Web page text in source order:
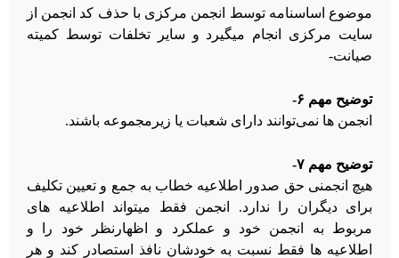
موضوع اساسنامه توسط انجمن مرکزی با حذف کد انجمن از
سایت مرکزی انجام میگیرد و سایر تخلفات توسط کمیته
صیانت-
توضیح مهم ۶-
انجمن ها نمی‌توانند دارای شعبات یا زیرمجموعه باشند.
توضیح مهم ۷-
هیچ انجمنی حق صدور اطلاعیه خطاب به جمع و تعیین تکلیف
برای دیگران را ندارد. انجمن فقط میتواند اطلاعیه های
مربوط به انجمن خود و عملکرد و اظهارنظر خود را و
اطلاعیه ها فقط نسبت به خودشان نافذ استصادر کند و هر